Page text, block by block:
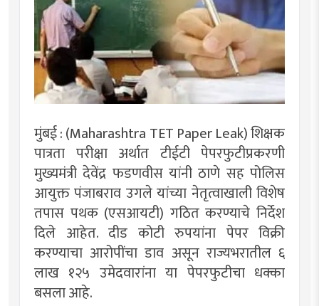
मुंबई : (Maharashtra TET Paper Leak) शिक्षक
पात्रता परीक्षा अर्थात टीईटी पेपरफुटीप्रकरणी
मुख्यमंत्री देवेंद्र फडणवीस यांनी ठाणे सह पोलिस
आयुक्त पंजाबराव उगले यांच्या नेतृत्वाखाली विशेष
तपास पथक (एसआयटी) गठित करण्याचे निर्देश
दिले आहेत. दीड कोटी रुपयांना पेपर विक्री
करण्याचा आरोपींचा डाव असून राज्यभरातील ६
लाख १२५ उमेदवारांना या पेपरफुटीचा धक्का
बसला आहे.